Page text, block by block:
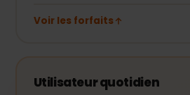
Voir les forfaits
Utilisateur quotidien